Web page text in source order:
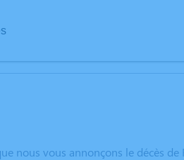
nous vous annonçons le décès